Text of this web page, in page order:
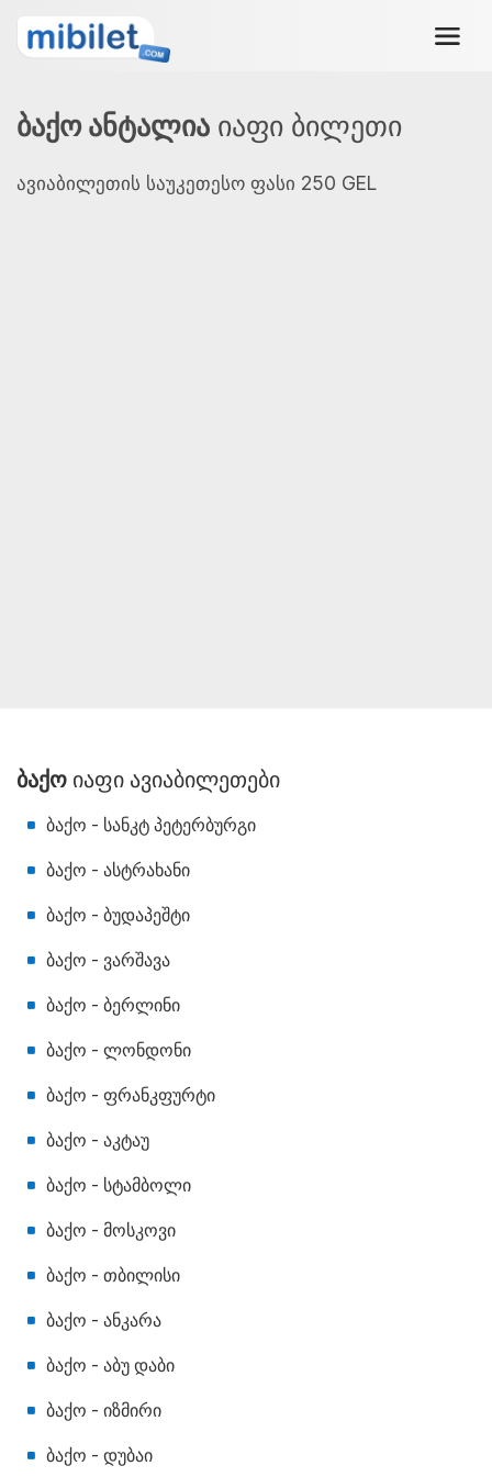
ბაქო ანტალია იაფი ბილეთი
ავიაბილეთის საუკეთესო ფასი 250 GEL
ბაქო იაფი ავიაბილეთები
ბაქო - სანკტ პეტერბურგი
ბაქო - ასტრახანი
ბაქო - ბუდაპეშტი
ბაქო - ვარშავა
ბაქო - ბერლინი
ბაქო - ლონდონი
ბაქო - ფრანკფურტი
ბაქო - აკტაუ
ბაქო - სტამბოლი
ბაქო - მოსკოვი
ბაქო - თბილისი
ბაქო - ანკარა
ბაქო - აბუ დაბი
ბაქო - იზმირი
ბაქო - დუბაი